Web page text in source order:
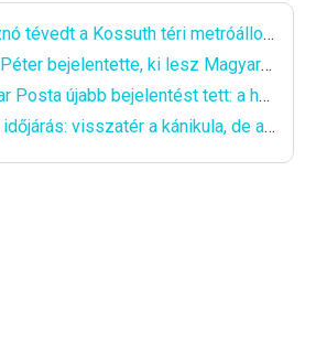
a Kossuth téri metróállomásra, leállt az M2 metró
bejelentette, ki lesz Magyarország köztársasági elnöke
újabb bejelentést tett: a hőség miatt késnek a kézbesítések
visszatér a kánikula, de a szél még okozhat meglepetést